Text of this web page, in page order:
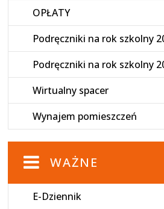
OPŁATY
Podręczniki na rok szkolny
Podręczniki na rok szkolny
Wirtualny spacer
Wynajem pomieszczeń
WAŻNE
E-Dziennik